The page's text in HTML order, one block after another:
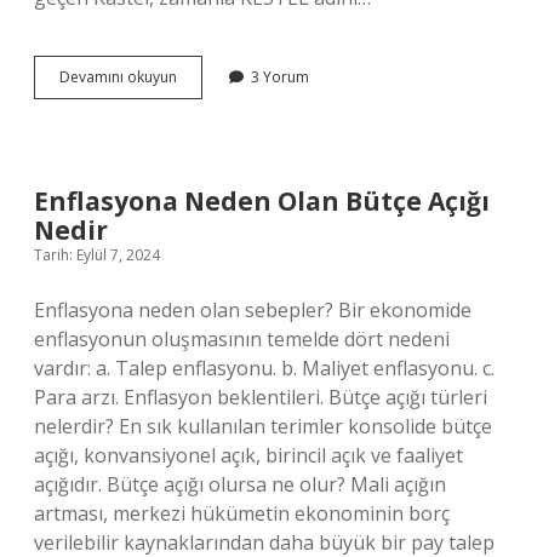
Devamını okuyun
Nilüfer
3 Yorum
Enflasyona Neden Olan Bütçe Açığı
Nedir
Tarih: Eylül 7, 2024
Enflasyona neden olan sebepler? Bir ekonomide
enflasyonun oluşmasının temelde dört nedeni
vardır: a. Talep enflasyonu. b. Maliyet enflasyonu. c.
Para arzı. Enflasyon beklentileri. Bütçe açığı türleri
nelerdir? En sık kullanılan terimler konsolide bütçe
açığı, konvansiyonel açık, birincil açık ve faaliyet
açığıdır. Bütçe açığı olursa ne olur? Mali açığın
artması, merkezi hükümetin ekonominin borç
verilebilir kaynaklarından daha büyük bir pay talep